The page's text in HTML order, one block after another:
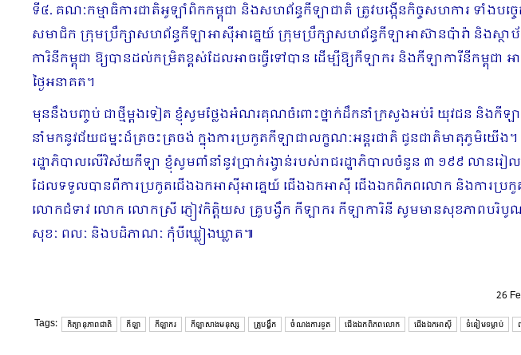
ទី៤. គណៈកម្មាធិការជាតិអូឡាំពិកកម្ពុជា និងសហព័ន្ធកីឡាជាតិ ត្រូវបង្កើនកិច្ចសហការ ទាំ
សមាជិក ក្រុមប្រឹក្សាសហព័ន្ធកីឡាអាស៊ីអាគ្នេយ៍ ក្រុមប្រឹក្សាសហព័ន្ធកីឡាអាស៊ានប៉ារ៉ា និងស្ថ
ការិនីកម្ពុជា ឱ្យបានដល់កម្រិតខ្ពស់ដែលអាចធ្វើទៅបាន ដើម្បីឱ្យកីឡាករ និងកីឡាការីនីកម្ពុ
ថ្ងៃអនាគត។
មុននឹងបញ្ចប់ ជាថ្មីម្តងទៀត ខ្ញុំសូមថ្លែងអំណរគុណចំពោះថ្នាក់ដឹកនាំក្រសួងអប់រំ យុវជន និងកីឡ
នាំមកនូវជ័យជម្នះដ៏ត្រចះត្រចង់ ក្នុងការប្រកួតកីឡាជាលក្ខណៈអន្តរជាតិ ជូនជាតិមាតុភូមិយើ
រដ្ឋាភិបាលលើវិស័យកីឡា ខ្ញុំសូមពាំនាំនូវប្រាក់រង្វាន់របស់រាជរដ្ឋាភិបាលចំនួន ៣ ១៩៩ ល
ដែលទទួលបានពីការប្រកួតជើងឯកអាស៊ីអាគ្នេយ៍ ជើងឯកអាស៊ី ជើងឯកពិភពលោក និងការប្រ
លោកជំទាវ លោក លោកស្រី ភ្ញៀវកិត្តិយស គ្រូបង្វឹក កីឡាករ កីឡាការិនី សូមមានសុខភាពបរិ
សុខៈ ពលៈ និងបដិភាណៈ កុំបីឃ្លៀងឃ្លាត៕
26
Tags:
កិត្យានុភាពជាតិ កីឡា កីឡាករ កីឡាសាងមនុស្ស គ្រូបង្វឹក ចំណងការទូត ជើងឯកពិភពលោក ជើងឯកអាស៊ី ទំនៀមទម្លាប់